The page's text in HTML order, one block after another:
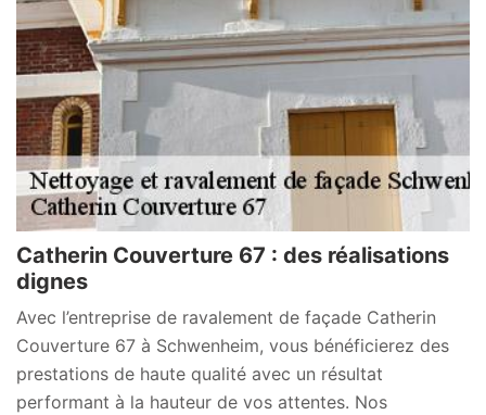
Catherin Couverture 67 : des réalisations
dignes
Avec l’entreprise de ravalement de façade Catherin
Couverture 67 à Schwenheim, vous bénéficierez des
prestations de haute qualité avec un résultat
performant à la hauteur de vos attentes. Nos